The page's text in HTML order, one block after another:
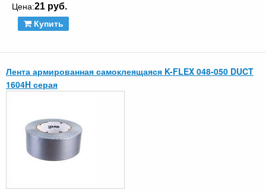
Цена:21 руб.
Купить
Лента армированная самоклеящаяся K-FLEX 048-050 DUCT
1604H серая